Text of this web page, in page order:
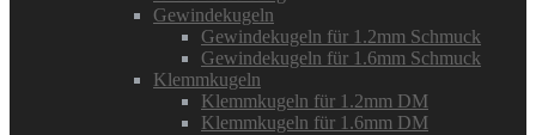
Gewindekugeln
Gewindekugeln für 1.2mm Schmuck
Gewindekugeln für 1.6mm Schmuck
Klemmkugeln
Klemmkugeln für 1.2mm DM
Klemmkugeln für 1.6mm DM